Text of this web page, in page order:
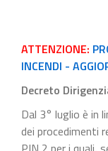
ATTENZIONE:
INCENDI -
Decreto
Dal 3° luglio è in
dei procedimenti